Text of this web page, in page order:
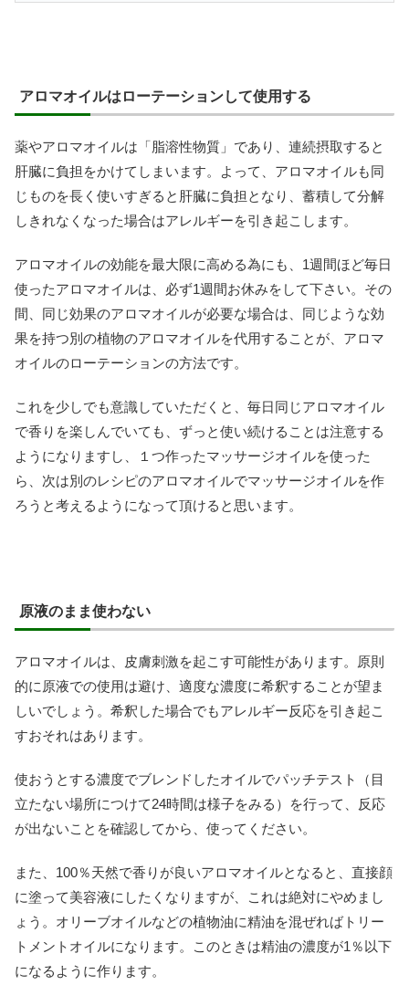
アロマオイルはローテーションして使用する
薬やアロマオイルは「脂溶性物質」であり、連続摂取すると
肝臓に負担をかけてしまいます。よって、アロマオイルも同
じものを長く使いすぎると肝臓に負担となり、蓄積して分解
しきれなくなった場合はアレルギーを引き起こします。
アロマオイルの効能を最大限に高める為にも、1週間ほど毎日
使ったアロマオイルは、必ず1週間お休みをして下さい。その
間、同じ効果のアロマオイルが必要な場合は、同じような効
果を持つ別の植物のアロマオイルを代用することが、アロマ
オイルのローテーションの方法です。
これを少しでも意識していただくと、毎日同じアロマオイル
で香りを楽しんでいても、ずっと使い続けることは注意する
ようになりますし、１つ作ったマッサージオイルを使った
ら、次は別のレシピのアロマオイルでマッサージオイルを作
ろうと考えるようになって頂けると思います。
原液のまま使わない
アロマオイルは、皮膚刺激を起こす可能性があります。原則
的に原液での使用は避け、適度な濃度に希釈することが望ま
しいでしょう。希釈した場合でもアレルギー反応を引き起こ
すおそれはあります。
使おうとする濃度でブレンドしたオイルでパッチテスト（目
立たない場所につけて24時間は様子をみる）を行って、反応
が出ないことを確認してから、使ってください。
また、100％天然で香りが良いアロマオイルとなると、直接顔
に塗って美容液にしたくなりますが、これは絶対にやめまし
ょう。オリーブオイルなどの植物油に精油を混ぜればトリー
トメントオイルになります。このときは精油の濃度が1％以下
になるように作ります。